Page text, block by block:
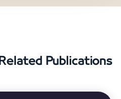
Related Publications